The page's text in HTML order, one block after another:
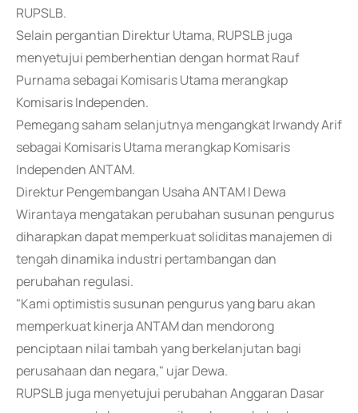
RUPSLB.
Selain pergantian Direktur Utama, RUPSLB juga
menyetujui pemberhentian dengan hormat Rauf
Purnama sebagai Komisaris Utama merangkap
Komisaris Independen.
Pemegang saham selanjutnya mengangkat Irwandy Arif
sebagai Komisaris Utama merangkap Komisaris
Independen ANTAM.
Direktur Pengembangan Usaha ANTAM I Dewa
Wirantaya mengatakan perubahan susunan pengurus
diharapkan dapat memperkuat soliditas manajemen di
tengah dinamika industri pertambangan dan
perubahan regulasi.
"Kami optimistis susunan pengurus yang baru akan
memperkuat kinerja ANTAM dan mendorong
penciptaan nilai tambah yang berkelanjutan bagi
perusahaan dan negara," ujar Dewa.
RUPSLB juga menyetujui perubahan Anggaran Dasar